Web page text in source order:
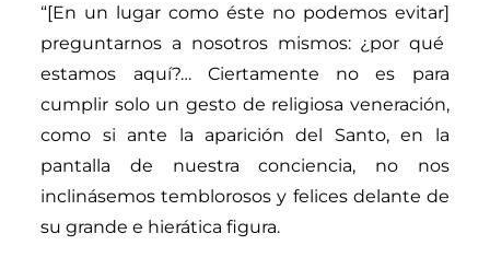
“[En un lugar como éste no podemos evitar]
preguntarnos a nosotros mismos: ¿por qué
estamos aquí?… Ciertamente no es para
cumplir solo un gesto de religiosa veneración,
como si ante la aparición del Santo, en la
pantalla de nuestra conciencia, no nos
inclinásemos temblorosos y felices delante de
su grande e hierática figura.